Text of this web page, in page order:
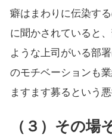
癖はまわりに伝染す
に聞かされていると
ような上司がいる部
のモチベーションも
ますます募るという悪
（３）その場